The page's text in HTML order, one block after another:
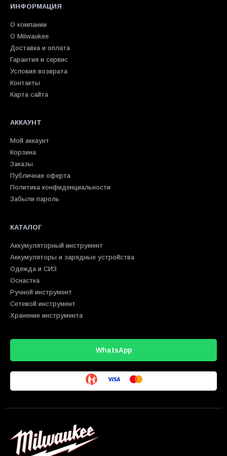
ИНФОРМАЦИЯ
О компании
О Milwaukee
Доставка и оплата
Гарантия и сервис
Условия возврата
Контакты
Карта сайта
АККАУНТ
Мой аккаунт
Корзина
Заказы
Публичная оферта
Политика конфиденциальности
Забыли пароль
КАТАЛОГ
Аккумуляторный инструмент
Аккумуляторы и зарядные устройства
Одежда и СИЗ
Оснастка
Ручной инструмент
Сетевой инструмент
Хранение инструмента
WhatsApp